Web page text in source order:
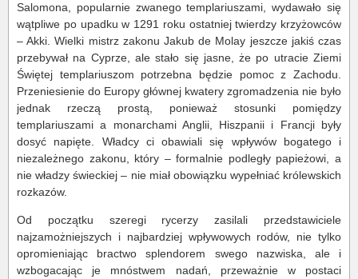
Salomona, popularnie zwanego templariuszami, wydawało się
wątpliwe po upadku w 1291 roku ostatniej twierdzy krzyżowców
– Akki. Wielki mistrz zakonu Jakub de Molay jeszcze jakiś czas
przebywał na Cyprze, ale stało się jasne, że po utracie Ziemi
Świętej templariuszom potrzebna będzie pomoc z Zachodu.
Przeniesienie do Europy głównej kwatery zgromadzenia nie było
jednak rzeczą prostą, ponieważ stosunki pomiędzy
templariuszami a monarchami Anglii, Hiszpanii i Francji były
dosyć napięte. Władcy ci obawiali się wpływów bogatego i
niezależnego zakonu, który – formalnie podległy papieżowi, a
nie władzy świeckiej – nie miał obowiązku wypełniać królewskich
rozkazów.
Od początku szeregi rycerzy zasilali przedstawiciele
najzamożniejszych i najbardziej wpływowych rodów, nie tylko
opromieniając bractwo splendorem swego nazwiska, ale i
wzbogacając je mnóstwem nadań, przeważnie w postaci